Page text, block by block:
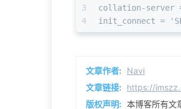
3
4
collation-server =
init_connect =
文章作者: Navi
文章链接: https://
版权声明: 本博客所有文